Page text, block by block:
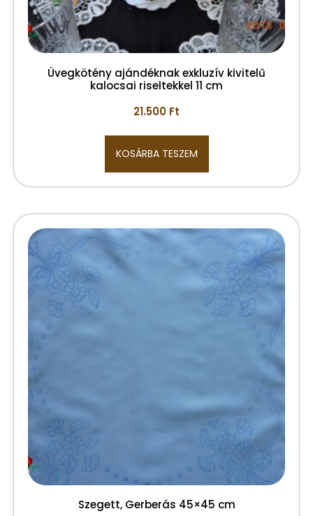
Üvegkötény ajándéknak exkluzív kivitelű
kalocsai riseltekkel 11 cm
21.500 Ft
KOSÁRBA TESZEM
Szegett, Gerberás 45×45 cm